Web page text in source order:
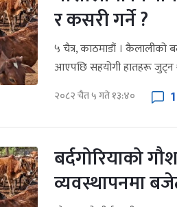
र कसरी गर्ने ?
५ चैत्र, काठमाडौं । कैलालीको
आएपछि सहयोगी हातहरू जुट्न
२०८२ चैत ५ गते १३:४० 1
बर्दगोरियाको
व्यवस्थापनमा